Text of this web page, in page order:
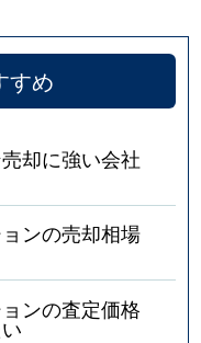
すめ
却に強い会社
ンの売却相場
ンの査定価格